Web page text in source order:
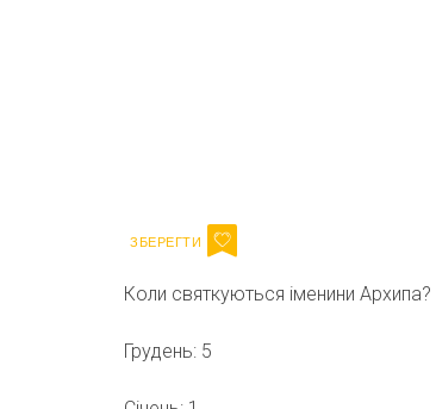
Коли святкуються іменини Архипа?
Грудень: 5